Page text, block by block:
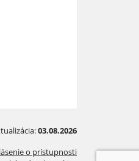
03.08.2026
o prístupnosti